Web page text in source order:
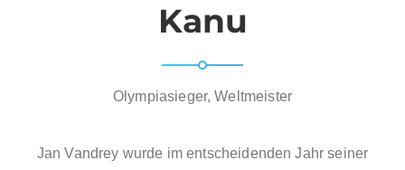
Kanu
Olympiasieger, Weltmeister
Jan Vandrey wurde im entscheidenden Jahr seiner